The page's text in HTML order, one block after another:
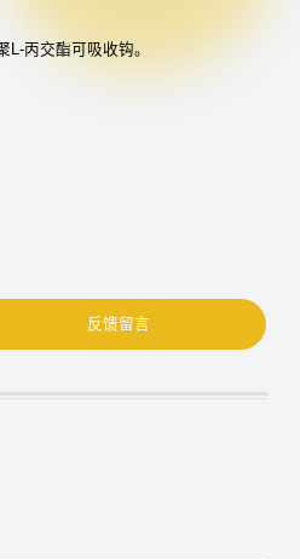
丙交酯可吸收钩。
反馈留言